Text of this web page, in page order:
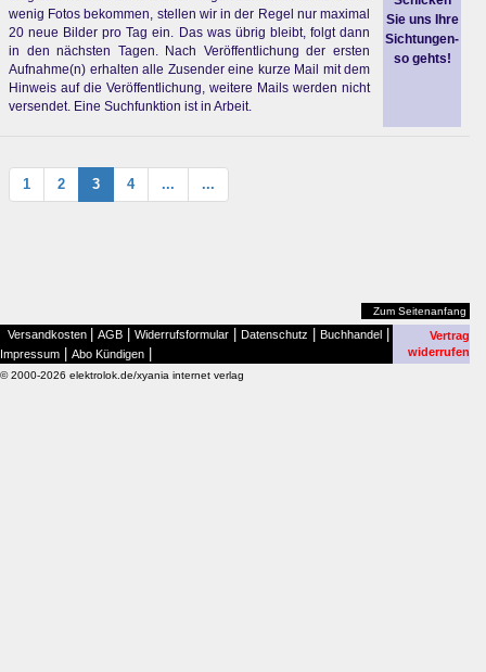
wenig Fotos bekommen, stellen wir in der Regel nur maximal
20 neue Bilder pro Tag ein. Das was übrig bleibt, folgt dann
in den nächsten Tagen. Nach Veröffentlichung der ersten
Aufnahme(n) erhalten alle Zusender eine kurze Mail mit dem
Hinweis auf die Veröffentlichung, weitere Mails werden nicht
versendet. Eine Suchfunktion ist in Arbeit.
Sie uns Ihre
Sichtungen-
so gehts!
1 2 3 4 ... ...
Zum Seitenanfang
Versandkosten AGB Widerrufsformular Datenschutz Buchhandel
Impressum Abo Kündigen
Vertrag
widerrufen
© 2000-2026 elektrolok.de/xyania internet verlag